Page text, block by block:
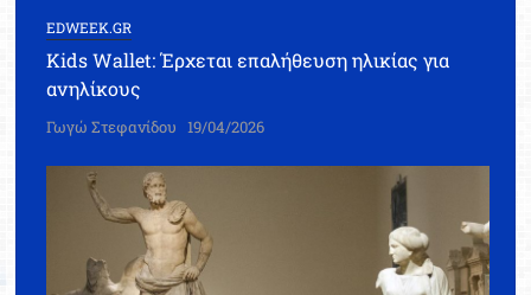
EDWEEK.GR
Kids Wallet: Έρχεται επαλήθευση ηλικίας για
ανηλίκους
Γωγώ Στεφανίδου 19/04/2026